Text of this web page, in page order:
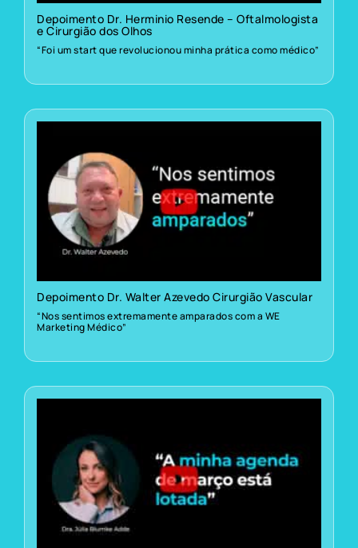
Depoimento Dr. Herminio Resende – Oftalmologista
e Cirurgião dos Olhos
“Foi um start que revolucionou minha prática como médico”
Depoimento Dr. Walter Azevedo Cirurgião Vascular
“Nos sentimos extremamente amparados com a WE
Marketing Médico”